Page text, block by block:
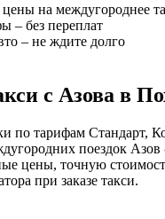
на междугороднее
– без переплат
– не ждите долго
с Азова в
по тарифам Стандарт,
поездок Азов
цены, точную
при заказе такси.